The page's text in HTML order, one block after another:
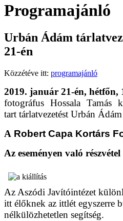
Programajánló
Urbán Ádám
21-én
Közzétéve itt: programajánló
2019. január 21-én, hétfőn,
fotográfus Hossala Tamás
tart tárlatvezetést Urbán
A Robert Capa Kortárs
Az eseményen való részvétel
Az Aszódi Javítóintézet
itt élőknek az ittlét egyszerre
nélkülözhetetlen segítség.